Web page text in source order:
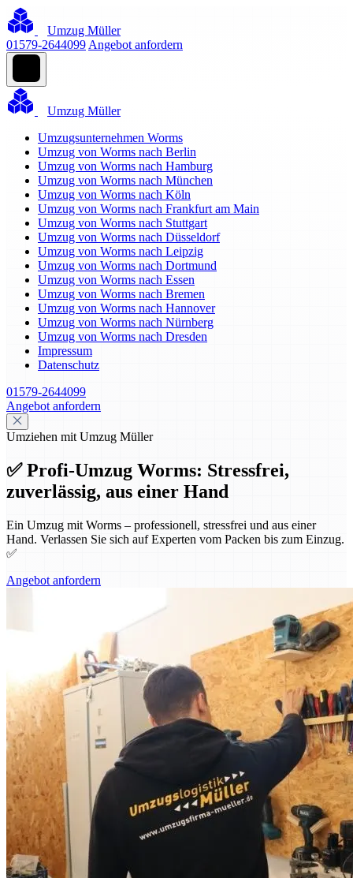
Umzug Müller
01579-2644099 Angebot anfordern
Umzug Müller
Umzugsunternehmen Worms
Umzug von Worms nach Berlin
Umzug von Worms nach Hamburg
Umzug von Worms nach München
Umzug von Worms nach Köln
Umzug von Worms nach Frankfurt am Main
Umzug von Worms nach Stuttgart
Umzug von Worms nach Düsseldorf
Umzug von Worms nach Leipzig
Umzug von Worms nach Dortmund
Umzug von Worms nach Essen
Umzug von Worms nach Bremen
Umzug von Worms nach Hannover
Umzug von Worms nach Nürnberg
Umzug von Worms nach Dresden
Impressum
Datenschutz
01579-2644099
Angebot anfordern
Umziehen mit Umzug Müller
✅ Profi-Umzug Worms: Stressfrei,
zuverlässig, aus einer Hand
Ein Umzug mit Worms – professionell, stressfrei und aus einer
Hand. Verlassen Sie sich auf Experten vom Packen bis zum Einzug.
✅
Angebot anfordern